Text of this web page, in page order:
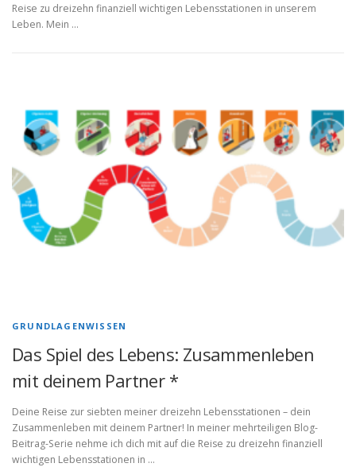
Reise zu dreizehn finanziell wichtigen Lebensstationen in unserem
Leben. Mein …
GRUNDLAGENWISSEN
Das Spiel des Lebens: Zusammenleben
mit deinem Partner *
Deine Reise zur siebten meiner dreizehn Lebensstationen – dein
Zusammenleben mit deinem Partner! In meiner mehrteiligen Blog-
Beitrag-Serie nehme ich dich mit auf die Reise zu dreizehn finanziell
wichtigen Lebensstationen in …